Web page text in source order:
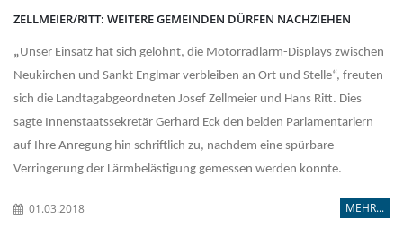
ZELLMEIER/RITT: WEITERE GEMEINDEN DÜRFEN NACHZIEHEN
Unser Einsatz hat sich gelohnt, die Motorradlärm-Displays zwischen
Neukirchen und Sankt Englmar verbleiben an Ort und Stelle“, freuten
sich die Landtagabgeordneten Josef Zellmeier und Hans Ritt. Dies
sagte Innenstaatssekretär Gerhard Eck den beiden Parlamentariern
auf Ihre Anregung hin schriftlich zu, nachdem eine spürbare
Verringerung der Lärmbelästigung gemessen werden konnte.
01.03.2018 MEHR...